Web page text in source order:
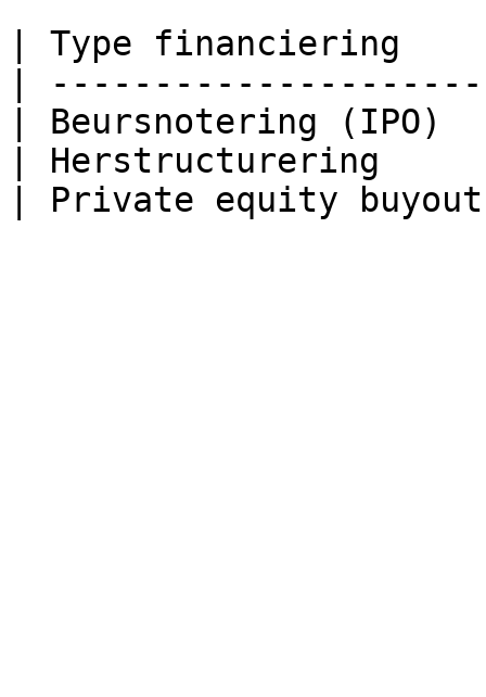
| Type financiering
|
| Beursnotering
|